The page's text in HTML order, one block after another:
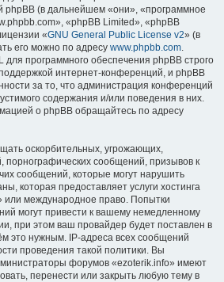
phpBB (в дальнейшем «они», «программное
«phpBB Limited», «phpBB
«GNU General Public License v2» (в
его можно по адресу www.phpbb.com.
для программного обеспечения phpBB строго
интернет-конференций, и phpBB
за то, что администрация конференций
содержания и/или поведения в них.
о phpBB обращайтесь по адресу
оскорбительных, угрожающих,
порнографических сообщений, призывов к
сообщений, которые могут нарушить
которая предоставляет услуги хостинга
или международное право. Попытки
могут привести к вашему немедленному
при этом ваш провайдер будет поставлен в
это нужным. IP-адреса всех сообщений
проведения такой политики. Вы
форумов «ezoterik.info» имеют
перенести или закрыть любую тему в